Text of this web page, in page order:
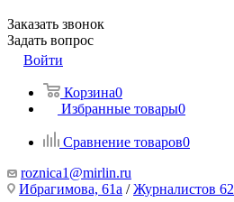
Заказать звонок
Задать вопрос
Войти
Корзина0
Избранные товары0
Сравнение товаров0
roznica1@mirlin.ru
Ибрагимова, 61а /Журналистов 62